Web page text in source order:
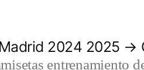
2024 2025 →
entrenamiento